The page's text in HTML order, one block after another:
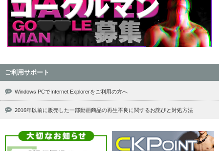
ご利用サポート
Windows PCでInternet Explorerをご利用の方へ
2016年以前に販売した一部動画商品の再生不良に関するお詫びと対処方法